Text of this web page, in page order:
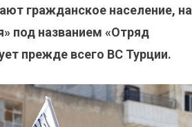
гражданское население, на
под названием «Отряд
прежде всего ВС Турции.